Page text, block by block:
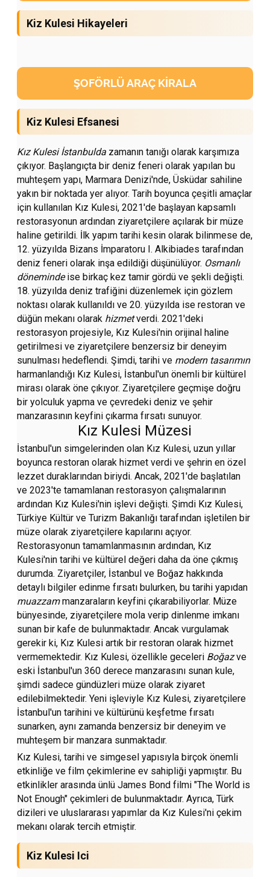
Kiz Kulesi Hikayeleri
ŞOFÖRLÜ ARAÇ KIRALA
Kiz Kulesi Efsanesi
Kız Kulesi İstanbulda zamanın tanığı olarak karşımıza
çıkıyor. Başlangıçta bir deniz feneri olarak yapılan bu
muhteşem yapı, Marmara Denizi'nde, Üsküdar sahiline
yakın bir noktada yer alıyor. Tarih boyunca çeşitli amaçlar
için kullanılan Kız Kulesi, 2021'de başlayan kapsamlı
restorasyonun ardından ziyaretçilere açılarak bir müze
haline getirildi. İlk yapım tarihi kesin olarak bilinmese de,
12. yüzyılda Bizans İmparatoru I. Alkibiades tarafından
deniz feneri olarak inşa edildiği düşünülüyor. Osmanlı
dönemindeise birkaç kez tamir gördü ve şekli değişti.
18. yüzyılda deniz trafiğini düzenlemek için gözlem
noktası olarak kullanıldı ve 20. yüzyılda ise restoran ve
düğün mekanı olarak hizmetverdi. 2021'deki
restorasyon projesiyle, Kız Kulesi'nin orijinal haline
getirilmesi ve ziyaretçilere benzersiz bir deneyim
sunulması hedeflendi. Şimdi, tarihi ve modern tasarımın
harmanlandığı Kız Kulesi, İstanbul'un önemli bir kültürel
mirası olarak öne çıkıyor. Ziyaretçilere geçmişe doğru
bir yolculuk yapma ve çevredeki deniz ve şehir
manzarasının keyfini çıkarma fırsatı sunuyor.
Kız Kulesi Müzesi
İstanbul'un simgelerinden olan Kız Kulesi, uzun yıllar
boyunca restoran olarak hizmet verdi ve şehrin en özel
lezzet duraklarından biriydi. Ancak, 2021'de başlatılan
ve 2023'te tamamlanan restorasyon çalışmalarının
ardından Kız Kulesi'nin işlevi değişti. Şimdi Kız Kulesi,
Türkiye Kültür ve Turizm Bakanlığı tarafından işletilen bir
müze olarak ziyaretçilere kapılarını açıyor.
Restorasyonun tamamlanmasının ardından, Kız
Kulesi'nin tarihi ve kültürel değeri daha da öne çıkmış
durumda. Ziyaretçiler, İstanbul ve Boğaz hakkında
detaylı bilgiler edinme fırsatı bulurken, bu tarihi yapıdan
muazzammanzaraların keyfini çıkarabiliyorlar. Müze
bünyesinde, ziyaretçilere mola verip dinlenme imkanı
sunan bir kafe de bulunmaktadır. Ancak vurgulamak
gerekir ki, Kız Kulesi artık bir restoran olarak hizmet
vermemektedir. Kız Kulesi, özellikle geceleri Boğazve
eski İstanbul'un 360 derece manzarasını sunan kule,
şimdi sadece gündüzleri müze olarak ziyaret
edilebilmektedir. Yeni işleviyle Kız Kulesi, ziyaretçilere
İstanbul'un tarihini ve kültürünü keşfetme fırsatı
sunarken, aynı zamanda benzersiz bir deneyim ve
muhteşem bir manzara sunmaktadır.
Kız Kulesi, tarihi ve simgesel yapısıyla birçok önemli
etkinliğe ve film çekimlerine ev sahipliği yapmıştır. Bu
etkinlikler arasında ünlü James Bond filmi "The World is
Not Enough" çekimleri de bulunmaktadır. Ayrıca, Türk
dizileri ve uluslararası yapımlar da Kız Kulesi'ni çekim
mekanı olarak tercih etmiştir.
Kiz Kulesi Ici